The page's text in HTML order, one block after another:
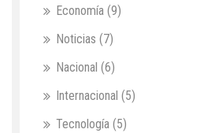
Economía (9)
Noticias (7)
Nacional (6)
Internacional (5)
Tecnología (5)